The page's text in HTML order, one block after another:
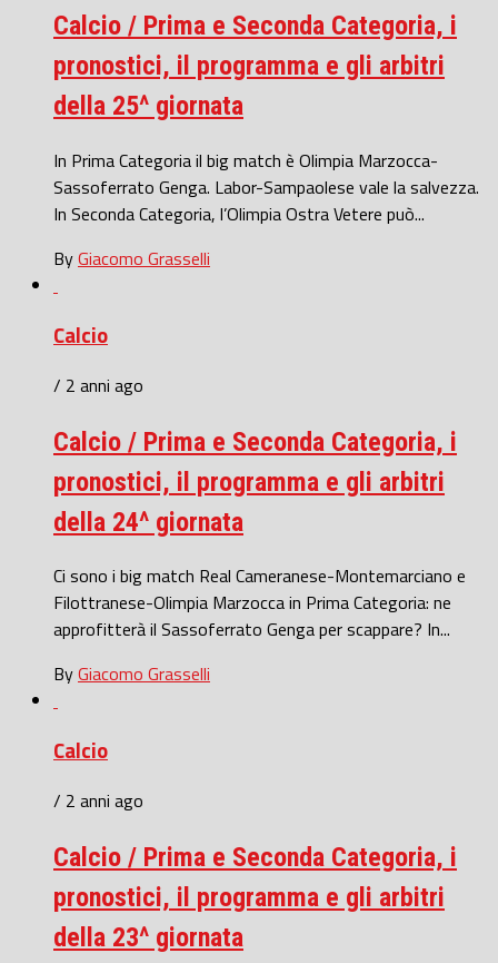
Calcio / Prima e Seconda Categoria, i
pronostici, il programma e gli arbitri
della 25^ giornata
In Prima Categoria il big match è Olimpia Marzocca-
Sassoferrato Genga. Labor-Sampaolese vale la salvezza.
In Seconda Categoria, l’Olimpia Ostra Vetere può...
ByGiacomo Grasselli
Calcio
/ 2 anni ago
Calcio / Prima e Seconda Categoria, i
pronostici, il programma e gli arbitri
della 24^ giornata
Ci sono i big match Real Cameranese-Montemarciano e
Filottranese-Olimpia Marzocca in Prima Categoria: ne
approfitterà il Sassoferrato Genga per scappare? In...
ByGiacomo Grasselli
Calcio
/ 2 anni ago
Calcio / Prima e Seconda Categoria, i
pronostici, il programma e gli arbitri
della 23^ giornata